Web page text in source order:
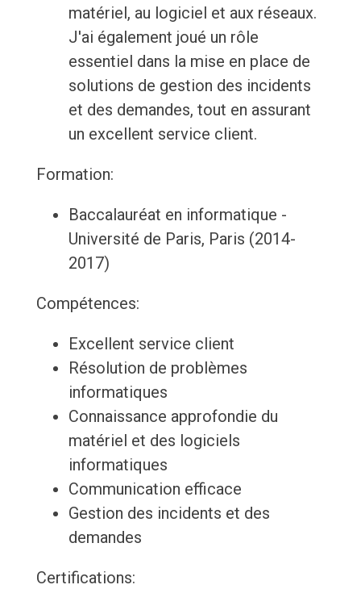
matériel, au logiciel et aux réseaux.
J'ai également joué un rôle
essentiel dans la mise en place de
solutions de gestion des incidents
et des demandes, tout en assurant
un excellent service client.
Formation:
Baccalauréat en informatique -
Université de Paris, Paris (2014-
2017)
Compétences:
Excellent service client
Résolution de problèmes
informatiques
Connaissance approfondie du
matériel et des logiciels
informatiques
Communication efficace
Gestion des incidents et des
demandes
Certifications: